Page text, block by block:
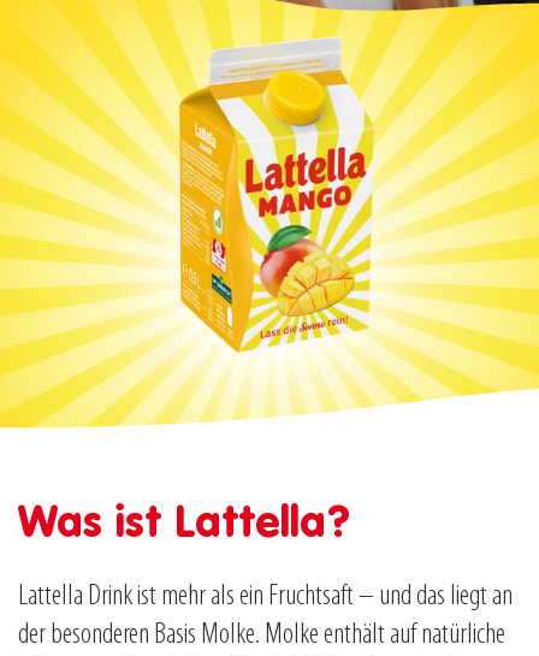
Was ist Lattella?
Lattella Drink ist mehr als ein Fruchtsaft – und das liegt an
der besonderen Basis Molke. Molke enthält auf natürliche